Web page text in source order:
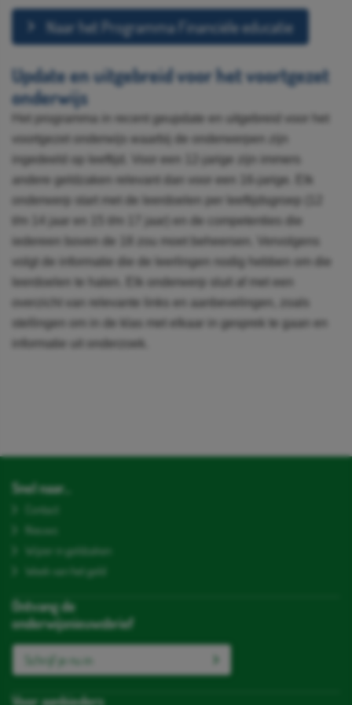
Naar het Programma Financiële educatie
Update en uitgebreid voor het voortgezet
onderwijs
Het programma in recent geupdate en uitgebreid voor het
voortgezet onderwijs waarbij de onderwerpen zijn
ingedeeld op leeftijd. Voor een 12-jarige zijn immers
andere geldzaken relevant dan voor een 16-jarige. Elk
onderwerp start met de leerdoelen per leeftijdsgroep (12
t/m 14 jaar en 15 t/m 17 jaar) en de competenties die
iedereen boven de 18 zou moet beheersen. Vervolgens
volgt de informatie die de leerlingen nodig hebben om die
leerdoelen te halen. Elk onderwerp sluit af met een
overzicht van relevante links en aanbevelingen, zoals
stellingen om in de klas met elkaar in gesprek te gaan en
informatie uit onderzoek.
Snel naar...
Contact
Nieuws
Wijzer in geldzaken
Week van het geld
Ontvang de
onderwijsnieuwsbrief
Schrijf je nu in
Voor aanbieders